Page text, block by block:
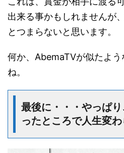
出来る事かもしれませんが
とつまらないと思います。
何か、AbemaTVが似たよ
ね。
最後に・・・やっぱ
ったところで人生変わ